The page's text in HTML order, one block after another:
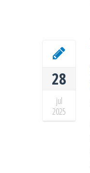
28
jul
2025